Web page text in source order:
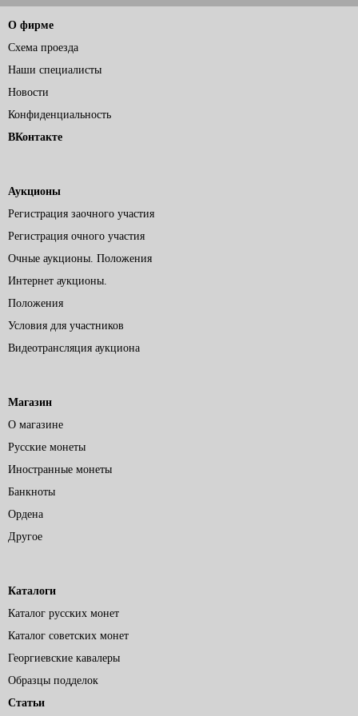
О фирме
Схема проезда
Наши специалисты
Новости
Конфиденциальность
ВКонтакте
Аукционы
Регистрация заочного участия
Регистрация очного участия
Очные аукционы. Положения
Интернет аукционы.
Положения
Условия для участников
Видеотрансляция аукциона
Магазин
О магазине
Русские монеты
Иностранные монеты
Банкноты
Ордена
Другое
Каталоги
Каталог русских монет
Каталог советских монет
Георгиевские кавалеры
Образцы подделок
Статьи